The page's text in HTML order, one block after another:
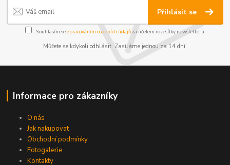
Přihlásit se
Souhlasím se zpracováním osobních údajůza účelem rozesílky newsletteru.
Můžete se kdykoli odhlásit. Zasíláme jednou za 14 dní.
Informace pro zákazníky
O nás
Jak nakupovat
Obchodní podmínky
Fotogalerie
Kontakty